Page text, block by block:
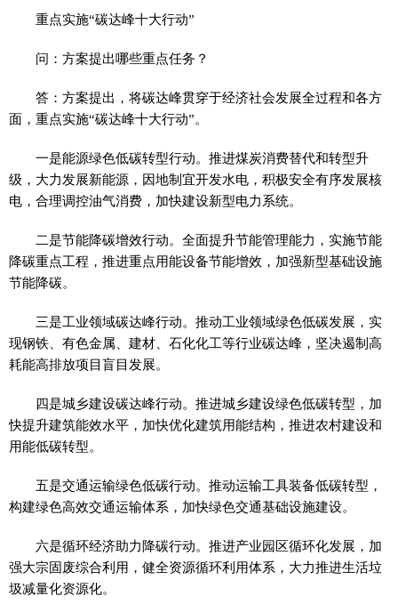
重点实施“碳达峰十大行动”
问：方案提出哪些重点任务？
答：方案提出，将碳达峰贯穿于经济社会发展全过程和各方
面，重点实施“碳达峰十大行动”。
一是能源绿色低碳转型行动。推进煤炭消费替代和转型升
级，大力发展新能源，因地制宜开发水电，积极安全有序发展核
电，合理调控油气消费，加快建设新型电力系统。
二是节能降碳增效行动。全面提升节能管理能力，实施节能
降碳重点工程，推进重点用能设备节能增效，加强新型基础设施
节能降碳。
三是工业领域碳达峰行动。推动工业领域绿色低碳发展，实
现钢铁、有色金属、建材、石化化工等行业碳达峰，坚决遏制高
耗能高排放项目盲目发展。
四是城乡建设碳达峰行动。推进城乡建设绿色低碳转型，加
快提升建筑能效水平，加快优化建筑用能结构，推进农村建设和
用能低碳转型。
五是交通运输绿色低碳行动。推动运输工具装备低碳转型，
构建绿色高效交通运输体系，加快绿色交通基础设施建设。
六是循环经济助力降碳行动。推进产业园区循环化发展，加
强大宗固废综合利用，健全资源循环利用体系，大力推进生活垃
圾减量化资源化。